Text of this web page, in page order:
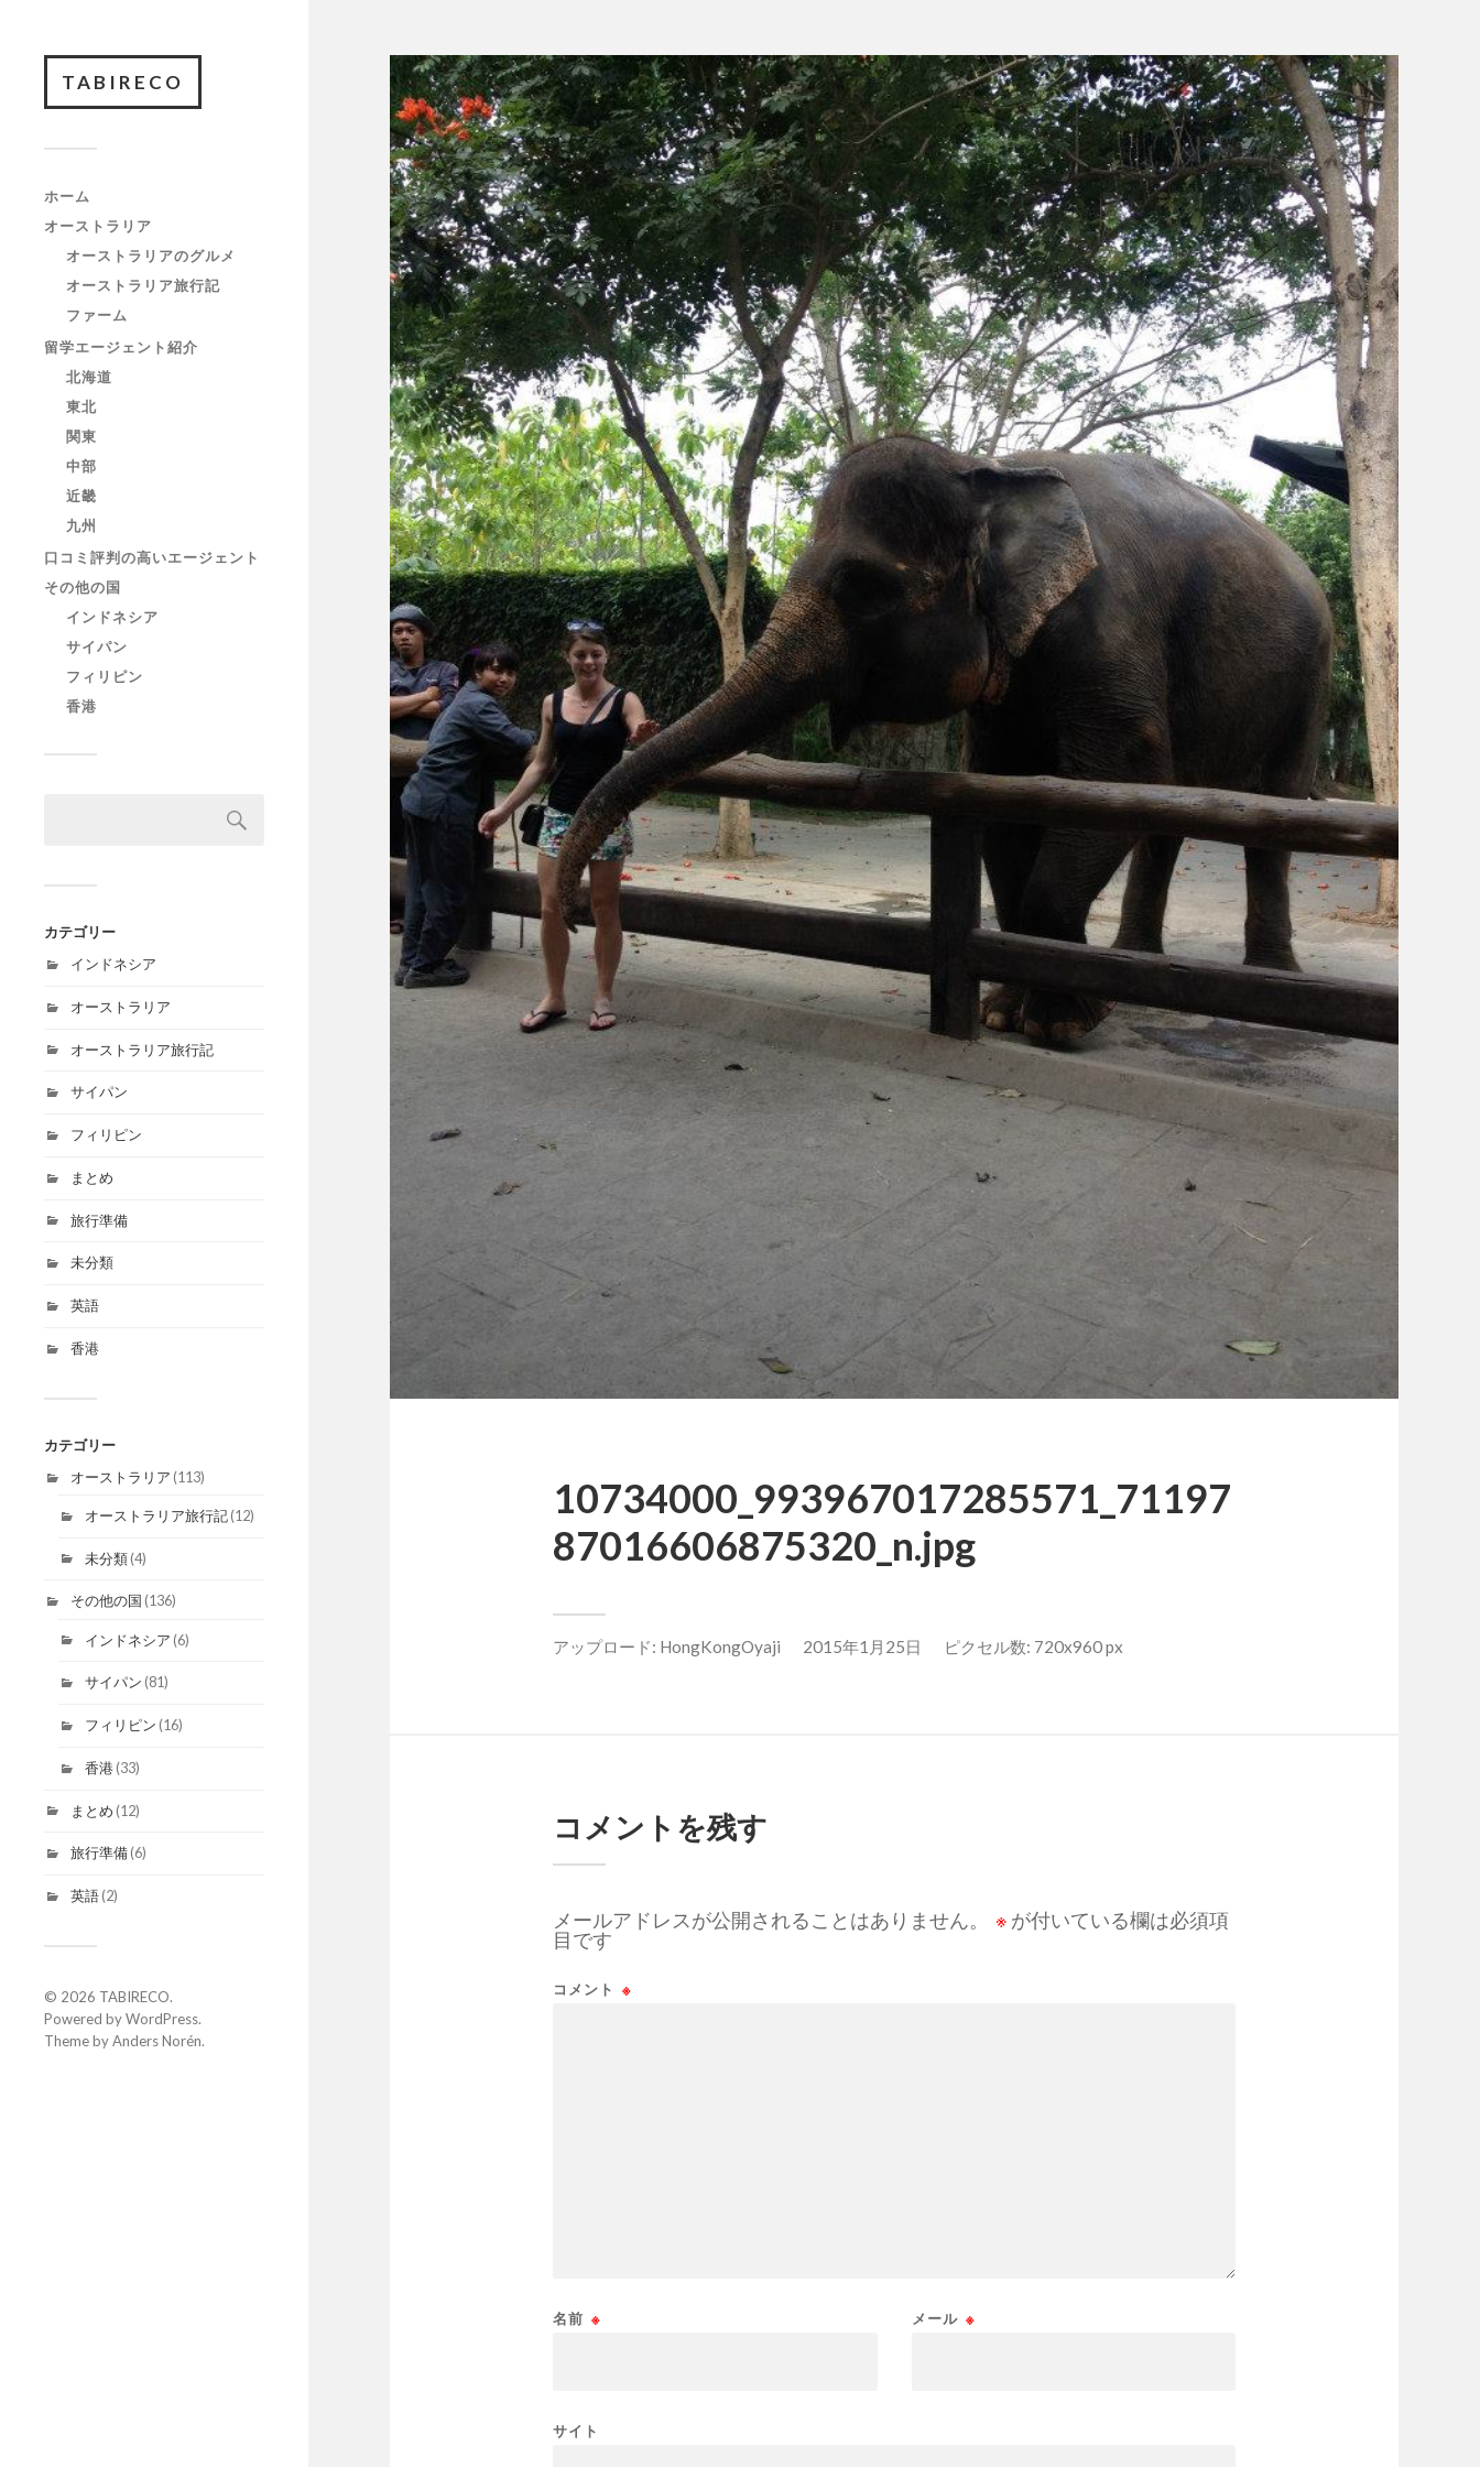
TABIRECO
ホーム
オーストラリア
オーストラリアのグルメ
オーストラリア旅行記
ファーム
留学エージェント紹介
北海道
東北
関東
中部
近畿
九州
口コミ評判の高いエージェント
その他の国
インドネシア
サイパン
フィリピン
香港
カテゴリー
インドネシア
オーストラリア
オーストラリア旅行記
サイパン
フィリピン
まとめ
旅行準備
未分類
英語
香港
カテゴリー
オーストラリア (113)
オーストラリア旅行記(12)
未分類(4)
その他の国 (136)
インドネシア (6)
サイパン (81)
フィリピン (16)
香港(33)
まとめ (12)
旅行準備(6)
英語(2)
© 2026 TABIRECO.
Powered byWordPress.
Theme byAnders Norén.
10734000_993967017285571_71197
87016606875320_n.jpg
アップロード: HongKongOyaji 2015年1月25日 ピクセル数: 720x960 px
コメントを残す
メールアドレスが公開されることはありません。 ※ が付いている欄は必須項
目です
コメント ※
名前 ※ メール ※
サイト